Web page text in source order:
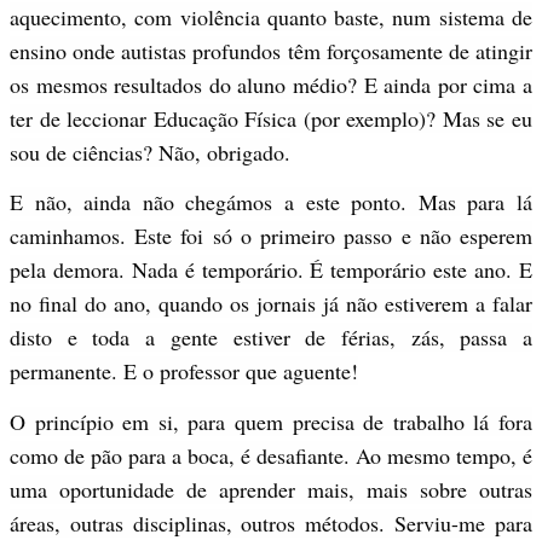
aquecimento, com violência quanto baste, num sistema de
ensino onde autistas profundos têm forçosamente de atingir
os mesmos resultados do aluno médio? E ainda por cima a
ter de leccionar Educação Física (por exemplo)? Mas se eu
sou de ciências? Não, obrigado.
E não, ainda não chegámos a este ponto. Mas para lá
caminhamos. Este foi só o primeiro passo e não esperem
pela demora. Nada é temporário. É temporário este ano. E
no final do ano, quando os jornais já não estiverem a falar
disto e toda a gente estiver de férias, zás, passa a
permanente. E o professor que aguente!
O princípio em si, para quem precisa de trabalho lá fora
como de pão para a boca, é desafiante. Ao mesmo tempo, é
uma oportunidade de aprender mais, mais sobre outras
áreas, outras disciplinas, outros métodos. Serviu-me para